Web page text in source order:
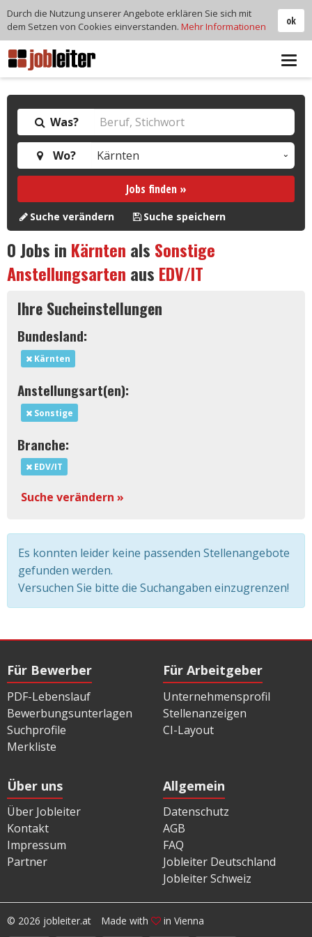
Was?
Wo?
Jobs finden »
Suche verändern Suche speichern
0Jobs in Kärnten als Sonstige
Anstellungsarten aus EDV/IT
Ihre Sucheinstellungen
Bundesland:
Kärnten
Anstellungsart(en):
Sonstige
Branche:
EDV/IT
Suche verändern »
Es konnten leider keine passenden Stellenangebote
gefunden werden.
Versuchen Sie bitte die Suchangaben einzugrenzen!
Für Bewerber
PDF-Lebenslauf
Bewerbungsunterlagen
Suchprofile
Merkliste
Für Arbeitgeber
Unternehmensprofil
Stellenanzeigen
CI-Layout
Über uns
Über Jobleiter
Kontakt
Impressum
Partner
Allgemein
Datenschutz
AGB
FAQ
Jobleiter Deutschland
Jobleiter Schweiz
© 2026 jobleiter.at Made with in Vienna
ok
Durch die Nutzung unserer Angebote erklären Sie sich mit
dem Setzen von Cookies einverstanden. Mehr Informationen